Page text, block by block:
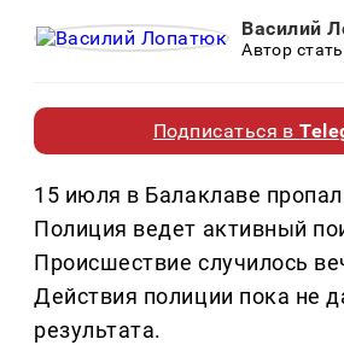
Василий
Автор
Подписаться в
15 июля в Балаклаве
Полиция ведет активный
Происшествие случилось
Действия полиции пока не
результата.